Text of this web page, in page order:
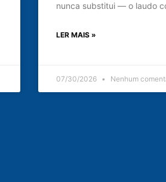
nunca substitui — o laudo
LER MAIS »
07/30/2026 Nenhum